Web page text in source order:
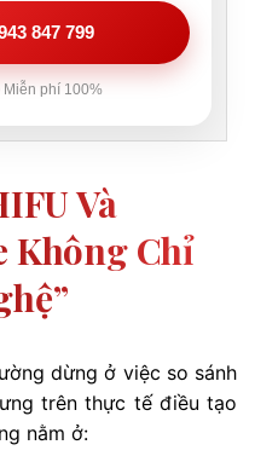
847 799
Miễn phí 100%
Và
Không Chỉ
dừng ở việc so sánh
trên thực tế điều tạo
nằm ở: